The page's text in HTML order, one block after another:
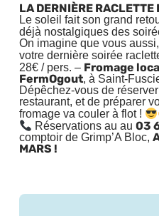
LA DERNIÈRE RACLETTE
Le soleil fait son grand
déjà nostalgiques des
On imagine que vous
votre dernière soirée
28€ / pers. – Fromage
FermOgout, à Saint-
Dépêchez-vous de
restaurant, et de préparer
fromage va couler à flot !
Réservations au au03
comptoir de Grimp’A Bloc,
MARS !